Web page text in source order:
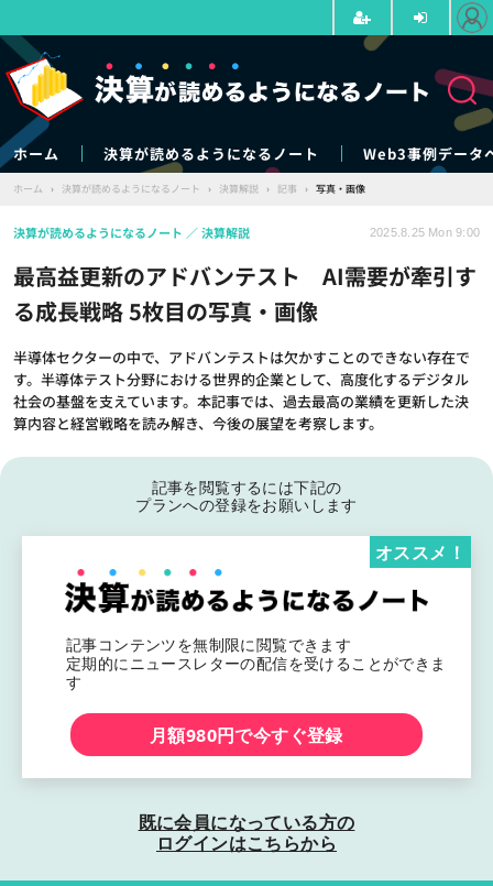
ホーム 決算が読めるようになるノート Web3事例データ
ホーム › 決算が読めるようになるノート › 決算解説 › 記事 › 写真・画像
最高益更新のアドバンテスト AI需要が牽引す
る成長戦略 5枚目の写真・画像
半導体セクターの中で、アドバンテストは欠かすことのできない存在で
す。半導体テスト分野における世界的企業として、高度化するデジタル
社会の基盤を支えています。本記事では、過去最高の業績を更新した決
算内容と経営戦略を読み解き、今後の展望を考察します。
決算が読めるようになるノート 決算解説 2025.8.25 Mon 9:00
記事を閲覧するには下記の
プランへの登録をお願いします
記事コンテンツを無制限に閲覧できます
定期的にニュースレターの配信を受けることができま
す
オススメ！
月額980円で今すぐ登録
既に会員になっている方の
ログインはこちらから